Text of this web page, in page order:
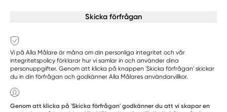
Skicka förfrågan
Vi på Alla Målare är måna om din personliga integritet och vår
integritetspolicy förklarar hur vi samlar in och använder dina
personuppgifter. Genom att klicka på knappen 'Skicka förfrågan' skickar
du in din förfrågan och godkänner Alla Målares användarvillkor.
Genom att klicka på 'Skicka förfrågan' godkänner du att vi skapar en